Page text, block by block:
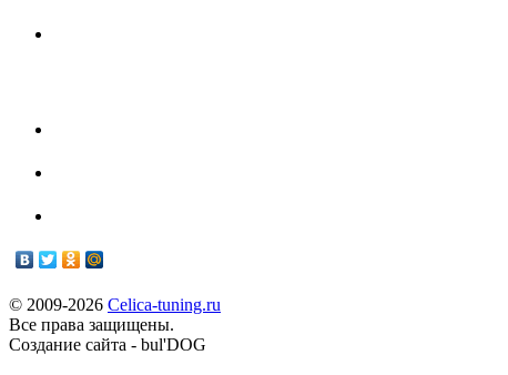
© 2009-2026 Celica-tuning.ru
Все права защищены.
Cоздание сайта - bul'DOG